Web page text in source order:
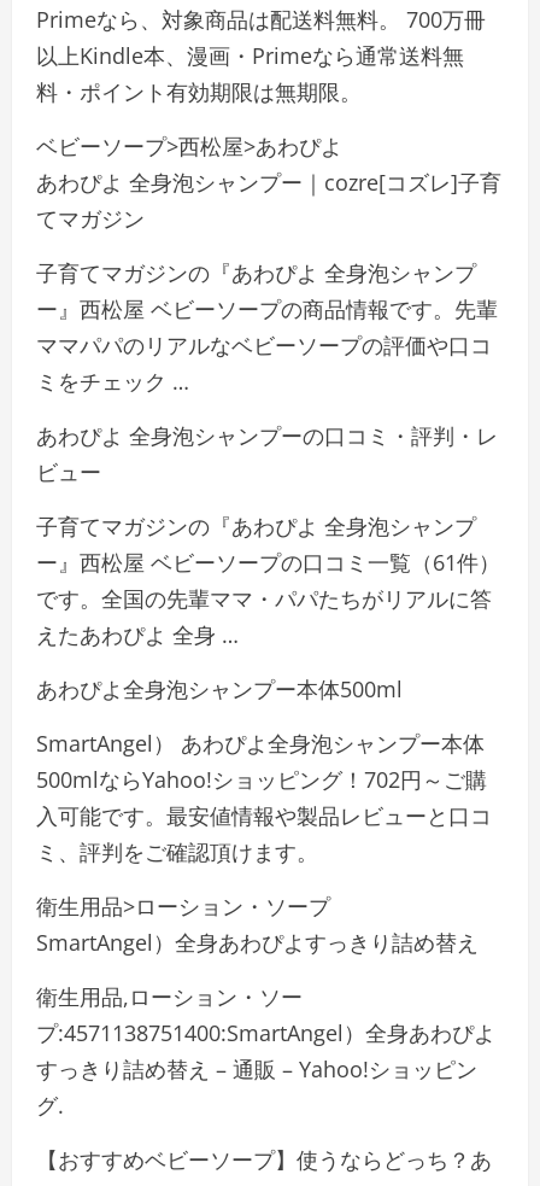
Primeなら、対象商品は配送料無料。 700万冊
以上Kindle本、漫画・Primeなら通常送料無
料・ポイント有効期限は無期限。
ベビーソープ>西松屋>あわぴよ
あわぴよ 全身泡シャンプー｜cozre[コズレ]子育
てマガジン
子育てマガジンの『あわぴよ 全身泡シャンプ
ー』西松屋 ベビーソープの商品情報です。先輩
ママパパのリアルなベビーソープの評価や口コ
ミをチェック …
あわぴよ 全身泡シャンプーの口コミ・評判・レ
ビュー
子育てマガジンの『あわぴよ 全身泡シャンプ
ー』西松屋 ベビーソープの口コミ一覧（61件）
です。全国の先輩ママ・パパたちがリアルに答
えたあわぴよ 全身 …
あわぴよ全身泡シャンプー本体500ml
SmartAngel） あわぴよ全身泡シャンプー本体
500mlならYahoo!ショッピング！702円～ご購
入可能です。最安値情報や製品レビューと口コ
ミ、評判をご確認頂けます。
衛生用品>ローション・ソープ
SmartAngel）全身あわぴよすっきり詰め替え
衛生用品,ローション・ソー
プ:4571138751400:SmartAngel）全身あわぴよ
すっきり詰め替え – 通販 – Yahoo!ショッピン
グ.
【おすすめベビーソープ】使うならどっち？あ